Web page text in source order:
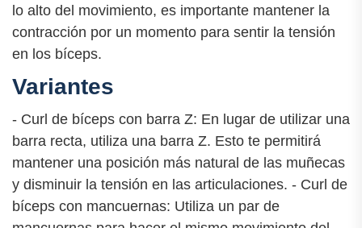
lo alto del movimiento, es importante mantener la
contracción por un momento para sentir la tensión
en los bíceps.
Variantes
- Curl de bíceps con barra Z: En lugar de utilizar una
barra recta, utiliza una barra Z. Esto te permitirá
mantener una posición más natural de las muñecas
y disminuir la tensión en las articulaciones. - Curl de
bíceps con mancuernas: Utiliza un par de